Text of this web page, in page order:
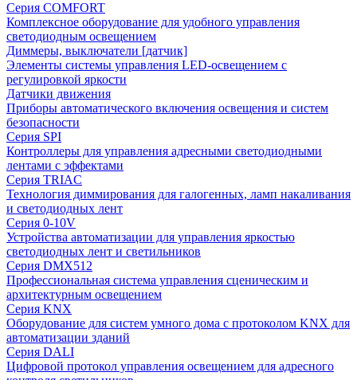
Серия COMFORT
Комплексное оборудование для удобного управления
светодиодным освещением
Диммеры, выключатели [датчик]
Элементы системы управления LED-освещением с
регулировкой яркости
Датчики движения
Приборы автоматического включения освещения и систем
безопасности
Серия SPI
Контроллеры для управления адресными светодиодными
лентами с эффектами
Серия TRIAC
Технология диммирования для галогенных, ламп накаливания
и светодиодных лент
Серия 0-10V
Устройства автоматизации для управления яркостью
светодиодных лент и светильников
Серия DMX512
Профессиональная система управления сценическим и
архитектурным освещением
Серия KNX
Оборудование для систем умного дома с протоколом KNX для
автоматизации зданий
Серия DALI
Цифровой протокол управления освещением для адресного